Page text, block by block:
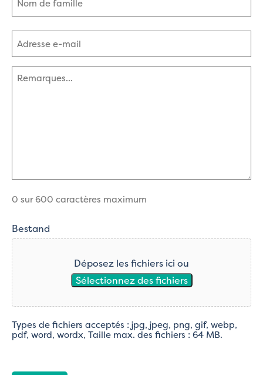
Adresse
e-
mail
(Nécessaire)
Commentaires
(Nécessaire)
0 sur 600 caractères maximum
Bestand
Déposez les fichiers ici ou
Sélectionnez des fichiers
Types de fichiers acceptés : jpg, jpeg, png, gif, webp,
pdf, word, wordx, Taille max. des fichiers : 64 MB.